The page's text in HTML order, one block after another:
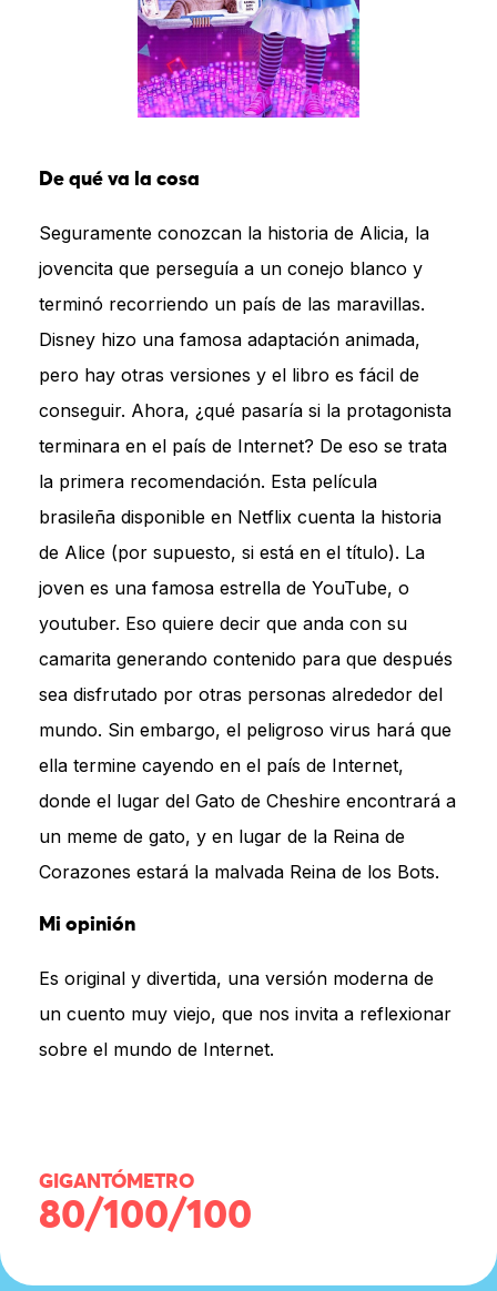
De qué va la cosa
Seguramente conozcan la historia de Alicia, la
jovencita que perseguía a un conejo blanco y
terminó recorriendo un país de las maravillas.
Disney hizo una famosa adaptación animada,
pero hay otras versiones y el libro es fácil de
conseguir. Ahora, ¿qué pasaría si la protagonista
terminara en el país de Internet? De eso se trata
la primera recomendación. Esta película
brasileña disponible en Netflix cuenta la historia
de Alice (por supuesto, si está en el título). La
joven es una famosa estrella de YouTube, o
youtuber. Eso quiere decir que anda con su
camarita generando contenido para que después
sea disfrutado por otras personas alrededor del
mundo. Sin embargo, el peligroso virus hará que
ella termine cayendo en el país de Internet,
donde el lugar del Gato de Cheshire encontrará a
un meme de gato, y en lugar de la Reina de
Corazones estará la malvada Reina de los Bots.
Mi opinión
Es original y divertida, una versión moderna de
un cuento muy viejo, que nos invita a reflexionar
sobre el mundo de Internet.
GIGANTÓMETRO
80/100/100